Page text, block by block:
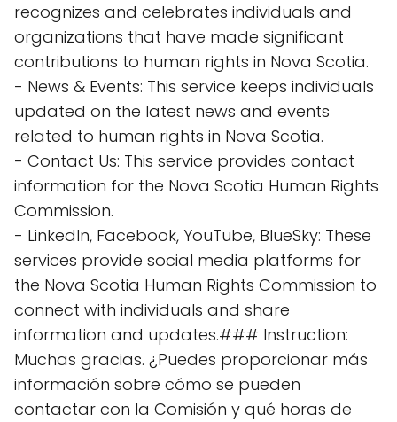
recognizes and celebrates individuals and
organizations that have made significant
contributions to human rights in Nova Scotia.
- News & Events: This service keeps individuals
updated on the latest news and events
related to human rights in Nova Scotia.
- Contact Us: This service provides contact
information for the Nova Scotia Human Rights
Commission.
- LinkedIn, Facebook, YouTube, BlueSky: These
services provide social media platforms for
the Nova Scotia Human Rights Commission to
connect with individuals and share
information and updates.### Instruction:
Muchas gracias. ¿Puedes proporcionar más
información sobre cómo se pueden
contactar con la Comisión y qué horas de